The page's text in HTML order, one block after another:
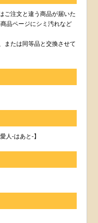
ご注文と違う商品が届いた
品ページにシミ汚れなど
または同等品と交換させて
人-はあと-】